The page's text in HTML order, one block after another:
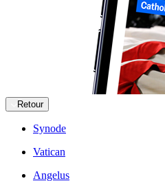
Retour
Synode
Vatican
Angelus